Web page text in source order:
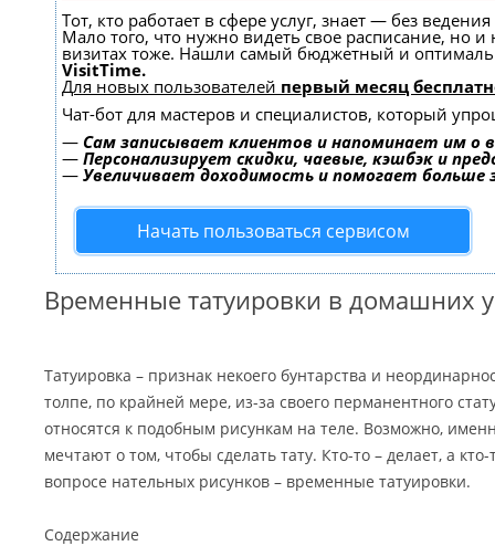
Тот, кто работает в сфере услуг, знает — без
Мало того, что нужно видеть свое расписание, но
визитах тоже. Нашли самый бюджетный и
VisitTime.
Для новых пользователей первый месяц
Чат-бот для мастеров и специалистов, который
— Сам записывает клиентов и напоминает им о
— Персонализирует скидки, чаевые, кэшбэк и
— Увеличивает доходимость и помогает
Начать пользоваться сервисом
Временные татуировки в домашних
Татуировка – признак некоего бунтарства и
толпе, по крайней мере, из-за своего перманентного
относятся к подобным рисункам на теле. Возможно,
мечтают о том, чтобы сделать тату. Кто-то – делает, а
вопросе нательных рисунков – временные татуировки.
Содержание